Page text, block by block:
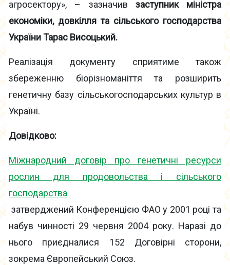
агросектору», – зазначив заступник міністра
економіки, довкілля та сільського господарства
України Тарас Висоцький.
Реалізація документу сприятиме також
збереженню біорізноманіття та розширить
генетичну базу сільськогосподарських культур в
Україні.
Довідково:
Міжнародний договір про генетичні ресурси
рослин для продовольства і сільського
господарства
затверджений Конференцією ФАО у 2001 році та
набув чинності 29 червня 2004 року. Наразі до
нього приєдналися 152 Договірні сторони,
зокрема Європейський Союз.